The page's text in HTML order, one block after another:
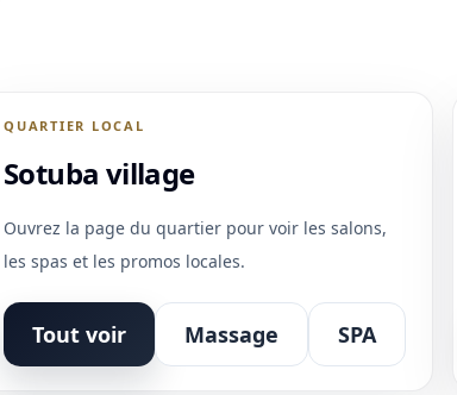
QUARTIER LOCAL
Sotuba village
Ouvrez la page du quartier pour voir les salons,
les spas et les promos locales.
Tout voir Massage SPA